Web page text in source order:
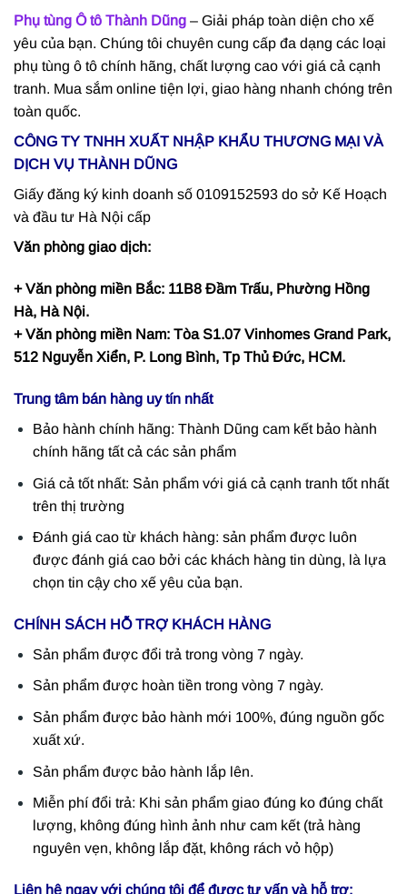
Phụ tùng Ô tô Thành Dũng – Giải pháp toàn diện cho xế
yêu của bạn. Chúng tôi chuyên cung cấp đa dạng các loại
phụ tùng ô tô chính hãng, chất lượng cao với giá cả cạnh
tranh. Mua sắm online tiện lợi, giao hàng nhanh chóng trên
toàn quốc.
CÔNG TY TNHH XUẤT NHẬP KHẨU THƯƠNG MẠI VÀ
DỊCH VỤ THÀNH DŨNG
Giấy đăng ký kinh doanh số 0109152593 do sở Kế Hoạch
và đầu tư Hà Nội cấp
Văn phòng giao dịch:
+ Văn phòng miền Bắc: 11B8 Đầm Trấu, Phường Hồng
Hà, Hà Nội.
+ Văn phòng miền Nam: Tòa S1.07 Vinhomes Grand Park,
512 Nguyễn Xiển, P. Long Bình, Tp Thủ Đức, HCM.
Trung tâm bán hàng uy tín nhất
Bảo hành chính hãng: Thành Dũng cam kết bảo hành
chính hãng tất cả các sản phẩm
Giá cả tốt nhất: Sản phẩm với giá cả cạnh tranh tốt nhất
trên thị trường
Đánh giá cao từ khách hàng: sản phẩm được luôn
được đánh giá cao bởi các khách hàng tin dùng, là lựa
chọn tin cậy cho xế yêu của bạn.
CHÍNH SÁCH HỖ TRỢ KHÁCH HÀNG
Sản phẩm được đổi trả trong vòng 7 ngày.
Sản phẩm được hoàn tiền trong vòng 7 ngày.
Sản phẩm được bảo hành mới 100%, đúng nguồn gốc
xuất xứ.
Sản phẩm được bảo hành lắp lên.
Miễn phí đổi trả: Khi sản phẩm giao đúng ko đúng chất
lượng, không đúng hình ảnh như cam kết (trả hàng
nguyên vẹn, không lắp đặt, không rách vỏ hộp)
Liên hệ ngay với chúng tôi để được tư vấn và hỗ trợ: